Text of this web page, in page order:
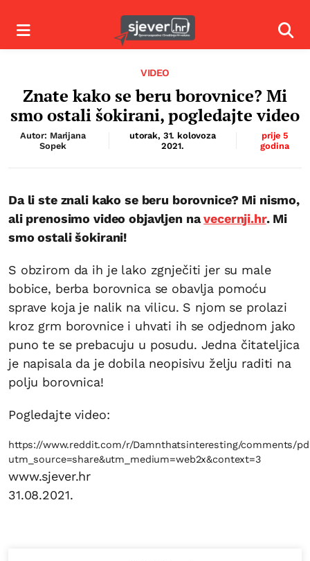
Izbornik
VIDEO
Znate kako se beru borovnice? Mi
smo ostali šokirani, pogledajte video
Autor: Marijana
Sopek
utorak, 31. kolovoza
2021.
prije 5
godina
Da li ste znali kako se beru borovnice? Mi nismo,
ali prenosimo video objavljen navecernji.hr. Mi
smo ostali šokirani!
S obzirom da ih je lako zgnječiti jer su male
bobice, berba borovnica se obavlja pomoću
sprave koja je nalik na vilicu. S njom se prolazi
kroz grm borovnice i uhvati ih se odjednom jako
puno te se prebacuju u posudu. Jedna čitateljica
je napisala da je dobila neopisivu želju raditi na
polju borovnica!
Pogledajte video:
https://www.reddit.com/r/Damnthatsinteresting/comments/
utm_source=share&utm_medium=web2x&context=3
www.sjever.hr
31.08.2021.